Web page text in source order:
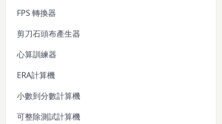
FPS 轉換器
剪刀石頭布產生器
心算訓練器
ERA計算機
小數到分數計算機
可整除測試計算機